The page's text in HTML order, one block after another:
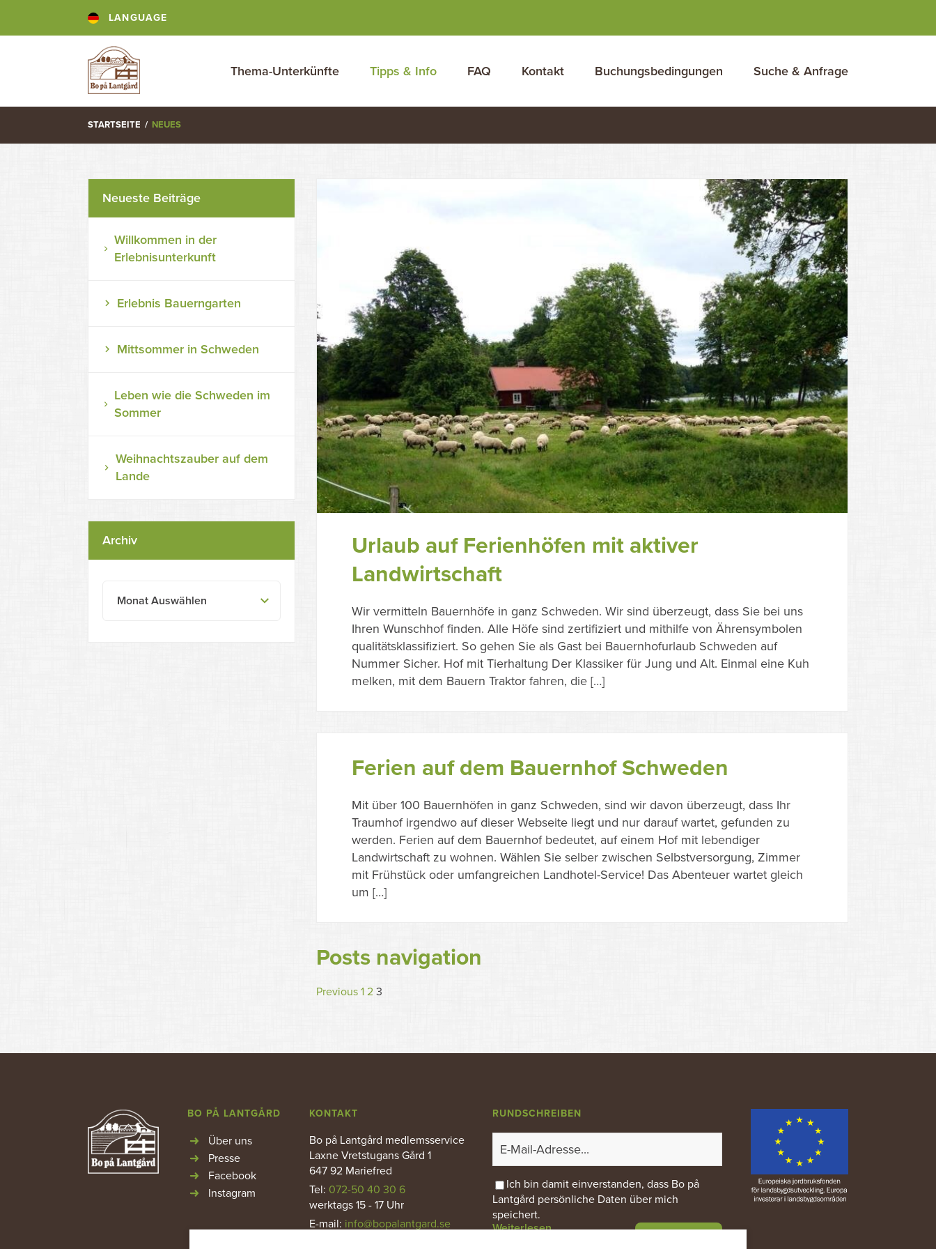
LANGUAGE
Thema-Unterkünfte Tipps & Info FAQ Kontakt Buchungsbedingungen Suche & Anfrage
STARTSEITE / NEUES
Urlaub auf Ferienhöfen mit aktiver
Landwirtschaft
Wir vermitteln Bauernhöfe in ganz Schweden. Wir sind überzeugt, dass Sie bei uns
Ihren Wunschhof finden. Alle Höfe sind zertifiziert und mithilfe von Ährensymbolen
qualitätsklassifiziert. So gehen Sie als Gast bei Bauernhofurlaub Schweden auf
Nummer Sicher. Hof mit Tierhaltung Der Klassiker für Jung und Alt. Einmal eine Kuh
melken, mit dem Bauern Traktor fahren, die […]
Ferien auf dem Bauernhof Schweden
Mit über 100 Bauernhöfen in ganz Schweden, sind wir davon überzeugt, dass Ihr
Traumhof irgendwo auf dieser Webseite liegt und nur darauf wartet, gefunden zu
werden. Ferien auf dem Bauernhof bedeutet, auf einem Hof mit lebendiger
Landwirtschaft zu wohnen. Wählen Sie selber zwischen Selbstversorgung, Zimmer
mit Frühstück oder umfangreichen Landhotel-Service! Das Abenteuer wartet gleich
um […]
Posts navigation
Previous 1 2 3
Neueste Beiträge
Willkommen in der
Erlebnisunterkunft
Erlebnis Bauerngarten
Mittsommer in Schweden
Leben wie die Schweden im
Sommer
Weihnachtszauber auf dem
Lande
Archiv
Monat Auswählen
BO PÅ LANTGÅRD
Über uns
Presse
Facebook
Instagram
KONTAKT
Bo på Lantgård medlemsservice
Laxne Vretstugans Gård 1
647 92 Mariefred
Tel: 072-50 40 30 6
werktags 15 - 17 Uhr
E-mail: info@bopalantgard.se
RUNDSCHREIBEN
Ich bin damit einverstanden, dass Bo på
Lantgård persönliche Daten über mich
speichert.
Weiterlesen